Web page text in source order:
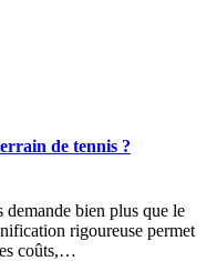
de tennis ?
bien plus que le
rigoureuse permet
coûts,…